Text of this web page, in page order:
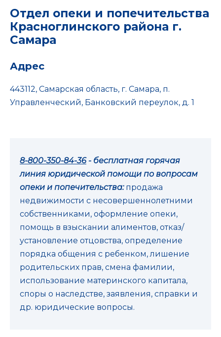
Отдел опеки и попечительства
Красноглинского района г.
Самара
Адрес
443112, Самарская область, г. Самара, п.
Управленческий, Банковский переулок, д. 1
8-800-350-84-36- бесплатная горячая
линия юридической помощи по вопросам
опеки и попечительства: продажа
недвижимости с несовершеннолетними
собственниками, оформление опеки,
помощь в взыскании алиментов, отказ/
установление отцовства, определение
порядка общения с ребенком, лишение
родительских прав, смена фамилии,
использование материнского капитала,
споры о наследстве, заявления, справки и
др. юридические вопросы.